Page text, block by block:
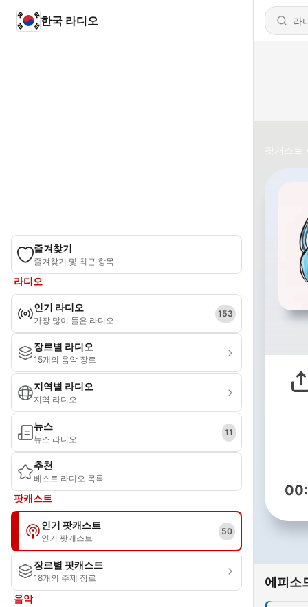
한국 라디오
즐겨찾기
즐겨찾기 및 최근 항목
라디오
인기 라디오
가장 많이 들은 라디오
153
장르별 라디오
15개의 음악 장르
지역별 라디오
지역 라디오
뉴스
뉴스 라디오
11
추천
베스트 라디오 목록
팟캐스트
인기 팟캐스트
인기 팟캐스트
50
장르별 팟캐스트
18개의 주제 장르
음악
팟캐스트
에피소